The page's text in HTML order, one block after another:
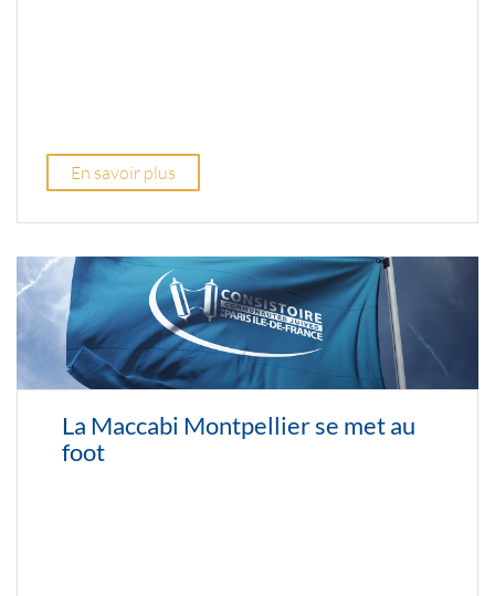
En savoir plus
La Maccabi Montpellier se met au
foot